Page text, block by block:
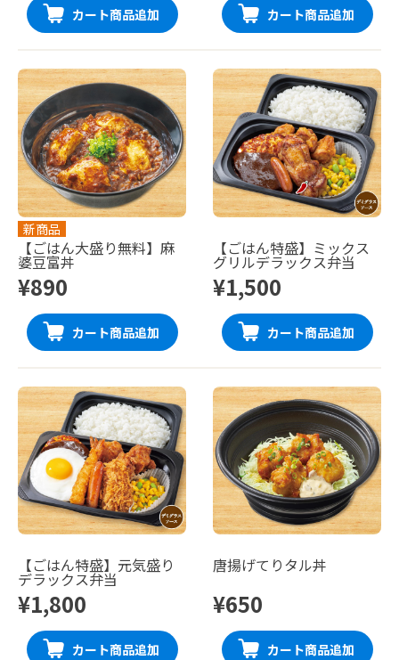
カート商品追加 カート商品追加
新商品
【ごはん大盛り無料】麻
婆豆富丼
¥890
カート商品追加
【ごはん特盛】ミックス
グリルデラックス弁当
¥1,500
カート商品追加
【ごはん特盛】元気盛り
デラックス弁当
¥1,800
カート商品追加
唐揚げてりタル丼
¥650
カート商品追加